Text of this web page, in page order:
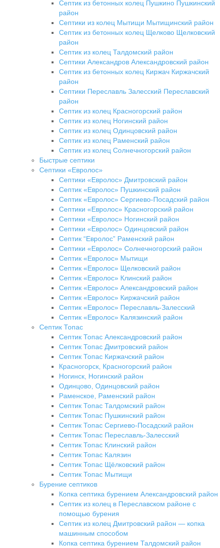
Септик из бетонных колец Пушкино Пушкинский
район
Септики из колец Мытищи Мытищинский район
Септик из бетонных колец Щелково Щелковский
район
Септик из колец Талдомский район
Септики Александров Александровский район
Септик из бетонных колец Киржач Киржачский
район
Септики Переславль Залесский Переславский
район
Септик из колец Красногорский район
Септик из колец Ногинский район
Септик из колец Одинцовский район
Септик из колец Раменский район
Септик из колец Солнечногорский район
Быстрые септики
Септики «Евролос»
Септики «Евролос» Дмитровский район
Септик «Евролос» Пушкинский район
Септик «Евролос» Сергиево-Посадский район
Септики «Евролос» Красногорский район
Септики «Евролос» Ногинский район
Септики «Евролос» Одинцовский район
Септик “Евролос” Раменский район
Септики «Евролос» Солнечногорский район
Септик «Евролос» Мытищи
Септик «Евролос» Щелковский район
Септик «Евролос» Клинский район
Септик «Евролос» Александровский район
Септик «Евролос» Киржачский район
Септик «Евролос» Переславль-Залесский
Септик «Евролос» Калязинский район
Септик Топас
Септик Топас Александровский район
Септик Топас Дмитровский район
Септик Топас Киржачский район
Красногорск, Красногорский район
Ногинск, Ногинский район
Одинцово, Одинцовский район
Раменское, Раменский район
Септик Топас Талдомский район
Септик Топас Пушкинский район
Септик Топас Сергиево-Посадский район
Септик Топас Переславль-Залесский
Септик Топас Клинский район
Септик Топас Калязин
Септик Топас Щёлковский район
Септик Топас Мытищи
Бурение септиков
Копка септика бурением Александровский район
Септик из колец в Переславском районе с
помощью бурения
Септик из колец Дмитровский район — копка
машинным способом
Копка септика бурением Талдомский район